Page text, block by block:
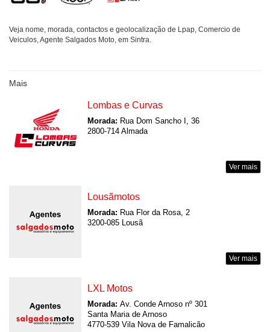
Veja nome, morada, contactos e geolocalização de Lpap, Comercio de
Veiculos, Agente Salgados Moto, em Sintra.
Mais
Lombas e Curvas
Morada: Rua Dom Sancho I, 36
2800-714 Almada
Ver mais
Lousãmotos
Morada: Rua Flor da Rosa, 2
3200-085 Lousã
Ver mais
LXL Motos
Morada: Av. Conde Arnoso nº 301
Santa Maria de Arnoso
4770-539 Vila Nova de Famalicão